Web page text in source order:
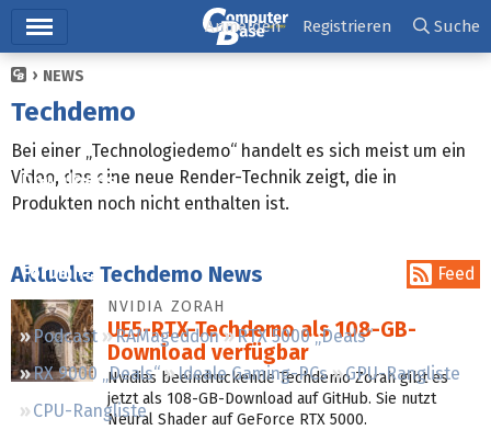
Ticker
Downloads
Forum
Podcast RAMageddon
RTX 5000 „Deals“
RX 9000 „Deals“
Ideale Gaming-PCs
GPU-Rangliste
CPU-Rangliste
Anmelden Registrieren Suche
NEWS
Techdemo
Bei einer „Technologiedemo“ handelt es sich meist um ein
Video, das eine neue Render-Technik zeigt, die in
Produkten noch nicht enthalten ist.
Aktuelle Techdemo News Feed
NVIDIA ZORAH
UE5-RTX-Techdemo als 108-GB-
Download verfügbar
Nvidias beeindruckende Techdemo Zorah gibt es
jetzt als 108-GB-Download auf GitHub. Sie nutzt
Neural Shader auf GeForce RTX 5000.